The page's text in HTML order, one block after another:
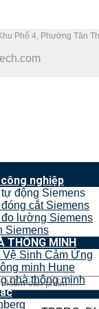
Phố 4, Phường Tân
nghiệp
động Siemens
cắt Siemens
lường Siemens
Siemens
THÔNG MINH
Vệ Sinh Cảm Ứng
minh Hune
nhà thông minh